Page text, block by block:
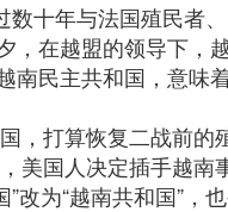
数十年与法国殖民者
，在越盟的领导下，
南民主共和国，意味
，打算恢复二战前的
美国人决定插手越南
改为“越南共和国”，